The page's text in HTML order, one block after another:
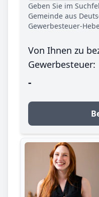
Geben Sie im
Gemeinde aus
Gewerbesteuer-
Von Ihnen zu
Gewerbesteuer:
-